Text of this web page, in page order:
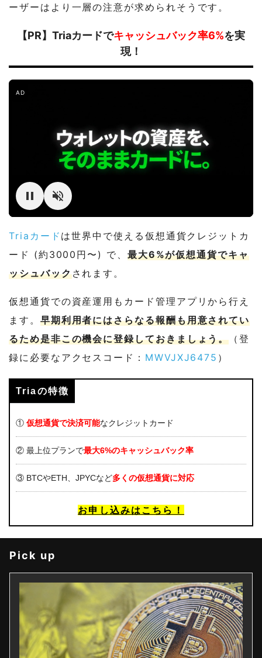
ーザーはより一層の注意が求められそうです。
【PR】Triaカードでキャッシュバック率6%を実
現！
AD
Triaカード は世界中で使える仮想通貨クレジットカ
ード (約3000円〜) で、 最大6%が仮想通貨でキャ
ッシュバックされます。
仮想通貨での資産運用もカード管理アプリから行え
ます。 早期利用者にはさらなる報酬も用意されてい
るため是非この機会に登録しておきましょう。 （登
録に必要なアクセスコード： MWVJXJ6475 ）
Triaの特徴
① 仮想通貨で決済可能なクレジットカード
② 最上位プランで最大6%のキャッシュバック率
③ BTCやETH、JPYCなど多くの仮想通貨に対応
お申し込みはこちら！
Pick up